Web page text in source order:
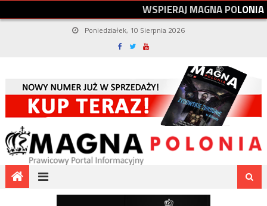
WSPIERAJMAGNAPOLONIA
Poniedziałek, 10 Sierpnia 2026